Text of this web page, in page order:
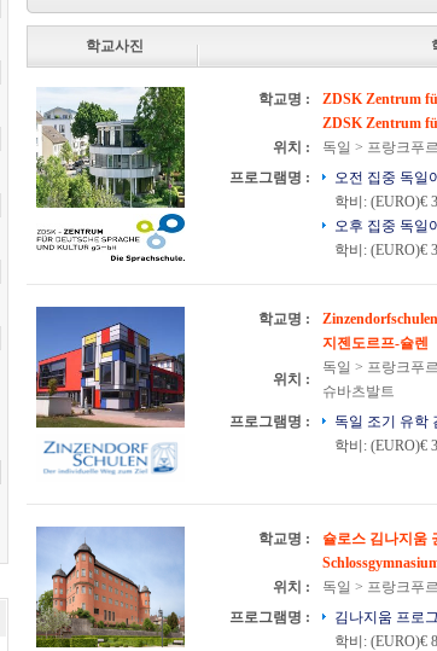
학교사진
학교명 :
ZDSK Zentrum
ZDSK Zentrum
위치 :
독일 > 프랑크푸
프로그램명 :
오전 집중 독일
학비: (EURO)€
오후 집중 독일
학비: (EURO)€
학교명 :
Zinzendorfschulen
지젠도르프-슐렌
위치 :
독일 > 프랑크푸
슈바츠발트
프로그램명 :
독일 조기 유학
학비: (EURO)€
학교명 :
슐로스 김나지움
위치 :
독일 > 프랑크푸
프로그램명 :
김나지움 프로
학비: (EURO)€